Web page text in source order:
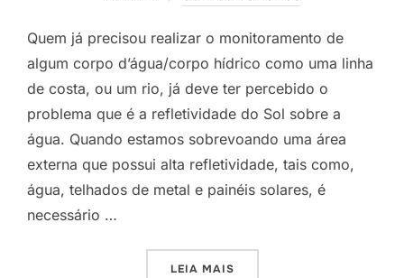
Quem já precisou realizar o monitoramento de
algum corpo d’água/corpo hídrico como uma linha
de costa, ou um rio, já deve ter percebido o
problema que é a refletividade do Sol sobre a
água. Quando estamos sobrevoando uma área
externa que possui alta refletividade, tais como,
água, telhados de metal e painéis solares, é
necessário …
LEIA MAIS